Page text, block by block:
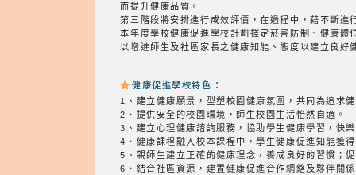
而提升健康品質。
第三階段將安排進行成效評價，在過程中，藉不斷
本年度學校健康促進學校計劃擇定菸害防制、健康
以增進師生及社區家長之健康知能、態度以建立良好
健康促進學校特色：
1、建立健康願景，型塑校園健康氛圍，共同為追求
2、提供安全的校園環境，師生校園生活怡然自適。
3、建立心理健康諮詢服務，協助學生健康學習，快
4、健康課程融入校本課程中，學生健康促進知能獲
5、親師生建立正確的健康理念，養成良好的習慣；
6、結合社區資源，建置健康促進合作網絡及夥伴關